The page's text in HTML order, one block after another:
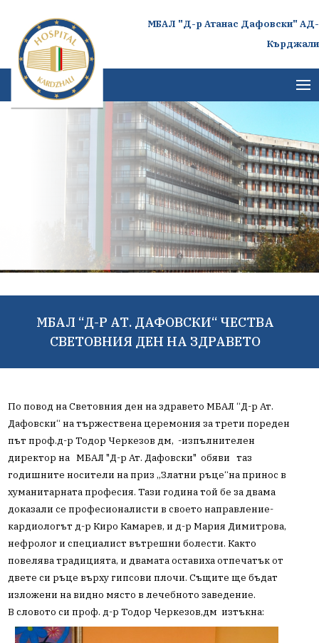
МБАЛ "Д-р Атанас Дафовски" АД-
Кърджали
МБАЛ “Д-Р АТ. ДАФОВСКИ“ ЧЕСТВА
СВЕТОВНИЯ ДЕН НА ЗДРАВЕТО
По повод на Световния ден на здравето МБАЛ “Д-р Ат.
Дафовски“ на тържествена церемония за трети пореден
път проф.д-р Тодор Черкезов дм, -изпълнителен
директор на МБАЛ "Д-р Ат. Дафовски" обяви таз
годишните носители на приз„Златни ръце“на принос в
хуманитарната професия. Тази година той бе за двама
доказали се професионалисти в своето направление-
кардиологът д-р Киро Камарев, и д-р Мария Димитрова,
нефролог и специалист вътрешни болести. Както
повелява традицията, и двамата оставиха отпечатък от
двете си ръце върху гипсови плочи. Същите ще бъдат
изложени на видно място в лечебното заведение.
В словото си проф. д-р Тодор Черкезов,дм изтъкна: